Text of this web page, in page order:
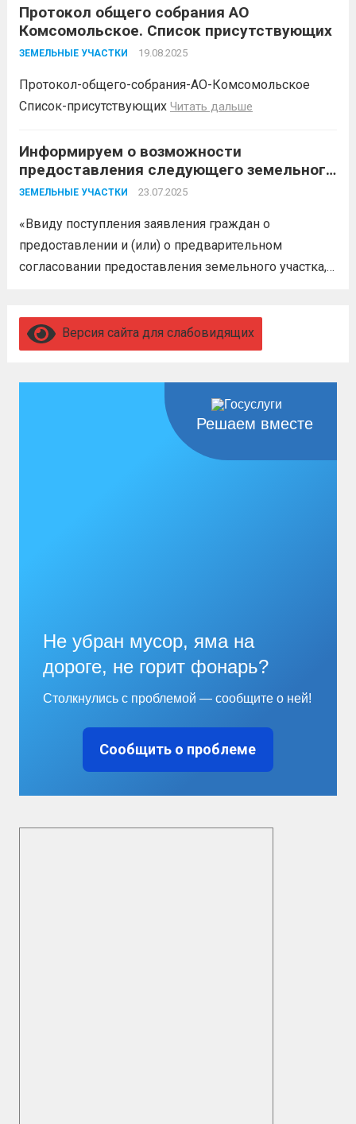
Белореченский район в соответствии с пп. 1 п. 1 ст.
39.18 ЗК РФ информирует о возможности
предоставления следующего земельного участка:
Читать дальше
Протокол общего собрания АО
Комсомольское. Список присутствующих
ЗЕМЕЛЬНЫЕ УЧАСТКИ 19.08.2025
Протокол-общего-собрания-АО-Комсомольское
Список-присутствующих Читать дальше
Информируем о возможности
предоставления следующего земельного
участка
ЗЕМЕЛЬНЫЕ УЧАСТКИ 23.07.2025
«Ввиду поступления заявления граждан о
предоставлении и (или) о предварительном
согласовании предоставления земельного участка,
Краснодарского края в соответствии с пп. 1 п. 1 ст.
39.18 ЗК РФ информирует о возможности
Версия сайта для слабовидящих
Решаем вместе
Не убран мусор, яма на
дороге, не горит фонарь?
Столкнулись с проблемой — сообщите о ней!
Сообщить о проблеме